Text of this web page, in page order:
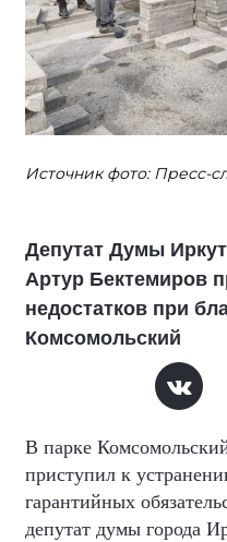
Источник фото: Пресс-
Депутат Думы
Артур Бектемиров
недостатков при
Комсомольский
В парке
приступил к
гарантийных
депутат думы города